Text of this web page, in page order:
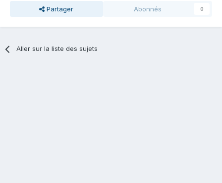
Partager Abonnés 0
Aller sur la liste des sujets